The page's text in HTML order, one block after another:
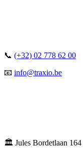
📞 (+32) 02 778 62 00
📧 info@traxio.be
🏛️ Jules Bordetlaan 164